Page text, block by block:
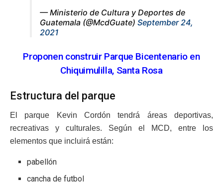
— Ministerio de Cultura y Deportes de
Guatemala (@McdGuate) September 24,
2021
Proponen construir Parque Bicentenario en
Chiquimulilla, Santa Rosa
Estructura del parque
El parque Kevin Cordón tendrá áreas deportivas,
recreativas y culturales. Según el MCD, entre los
elementos que incluirá están:
pabellón
cancha de futbol